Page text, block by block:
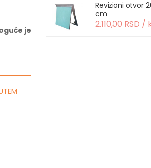
je
Revizioni otvor
cm
2.110,00 RSD /